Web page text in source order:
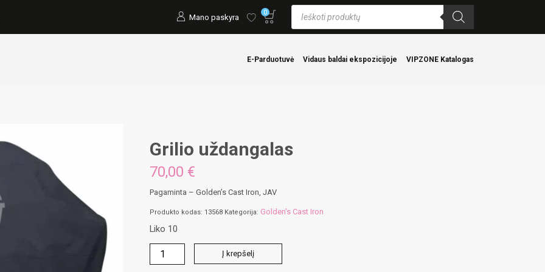
Mano paskyra 0
Products
search
E-Parduotuvė Vidaus baldai ekspozicijoje VIPZONE Katalogas
Grilio uždangalas
70,00 €
Pagaminta – Golden’s Cast Iron, JAV
Produkto kodas: 13568 Kategorija: Golden's Cast Iron
Liko 10
produkto
kiekis:
Į krepšelį